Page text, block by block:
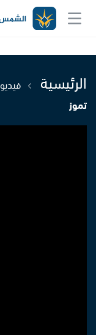
الرئيسية فيديو
تموز